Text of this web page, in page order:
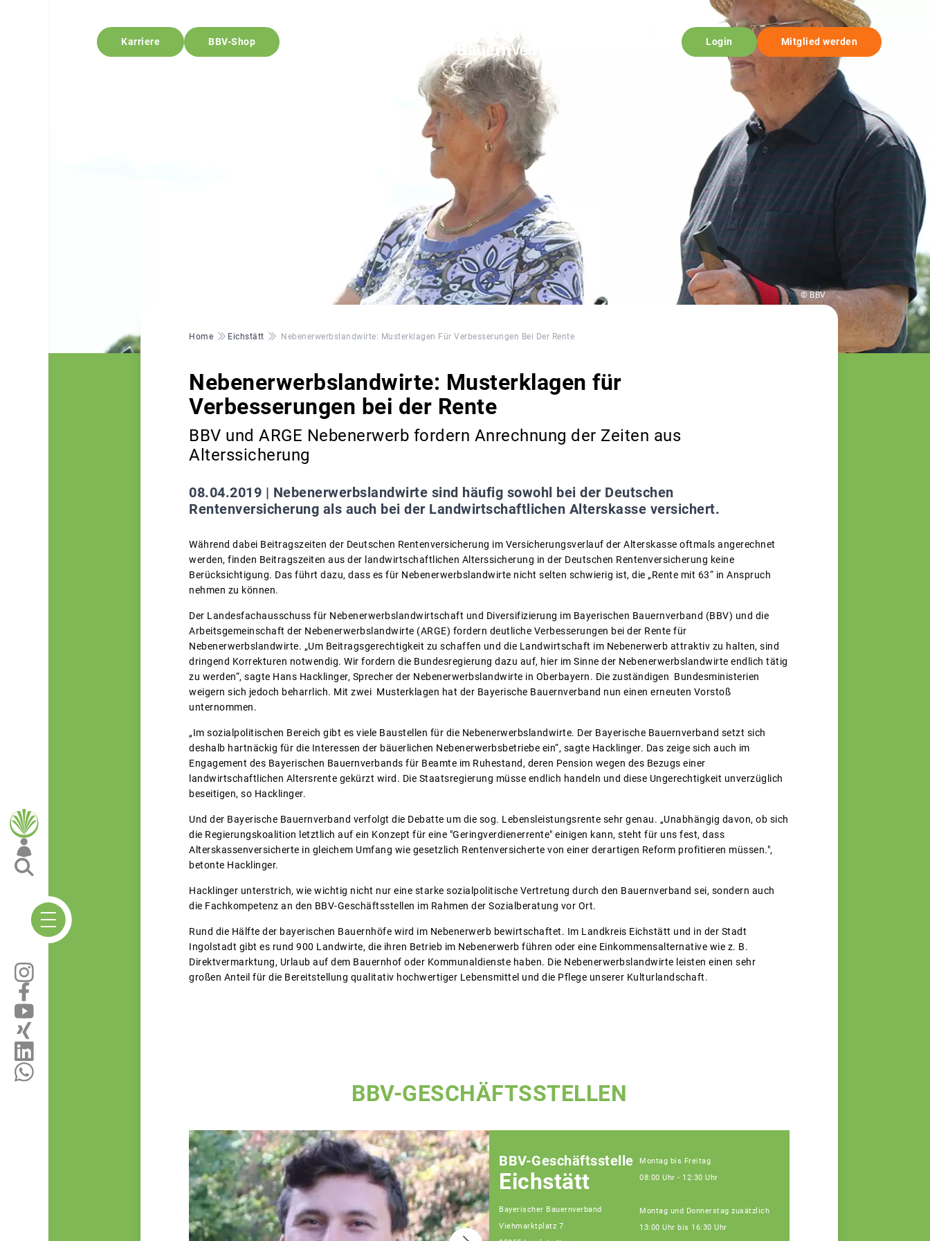
Karriere BBV-Shop Login Mitglied werden
© BBV
Pfadnavigation
Home Eichstätt Nebenerwerbslandwirte: Musterklagen Für Verbesserungen Bei Der Rente
Nebenerwerbslandwirte: Musterklagen für
Verbesserungen bei der Rente
BBV und ARGE Nebenerwerb fordern Anrechnung der Zeiten aus
Alterssicherung
08.04.2019 | Nebenerwerbslandwirte sind häufig sowohl bei der Deutschen
Rentenversicherung als auch bei der Landwirtschaftlichen Alterskasse versichert.
Während dabei Beitragszeiten der Deutschen Rentenversicherung im Versicherungsverlauf der Alterskasse oftmals angerechnet
werden, finden Beitragszeiten aus der landwirtschaftlichen Alterssicherung in der Deutschen Rentenversicherung keine
Berücksichtigung. Das führt dazu, dass es für Nebenerwerbslandwirte nicht selten schwierig ist, die „Rente mit 63“ in Anspruch
nehmen zu können.
Der Landesfachausschuss für Nebenerwerbslandwirtschaft und Diversifizierung im Bayerischen Bauernverband (BBV) und die
Arbeitsgemeinschaft der Nebenerwerbslandwirte (ARGE) fordern deutliche Verbesserungen bei der Rente für
Nebenerwerbslandwirte. „Um Beitragsgerechtigkeit zu schaffen und die Landwirtschaft im Nebenerwerb attraktiv zu halten, sind
dringend Korrekturen notwendig. Wir fordern die Bundesregierung dazu auf, hier im Sinne der Nebenerwerbslandwirte endlich tätig
zu werden“, sagte Hans Hacklinger, Sprecher der Nebenerwerbslandwirte in Oberbayern. Die zuständigen Bundesministerien
weigern sich jedoch beharrlich. Mit zwei Musterklagen hat der Bayerische Bauernverband nun einen erneuten Vorstoß
unternommen.
„Im sozialpolitischen Bereich gibt es viele Baustellen für die Nebenerwerbslandwirte. Der Bayerische Bauernverband setzt sich
deshalb hartnäckig für die Interessen der bäuerlichen Nebenerwerbsbetriebe ein“, sagte Hacklinger. Das zeige sich auch im
Engagement des Bayerischen Bauernverbands für Beamte im Ruhestand, deren Pension wegen des Bezugs einer
landwirtschaftlichen Altersrente gekürzt wird. Die Staatsregierung müsse endlich handeln und diese Ungerechtigkeit unverzüglich
beseitigen, so Hacklinger.
Und der Bayerische Bauernverband verfolgt die Debatte um die sog. Lebensleistungsrente sehr genau. „Unabhängig davon, ob sich
die Regierungskoalition letztlich auf ein Konzept für eine "Geringverdienerrente" einigen kann, steht für uns fest, dass
Alterskassenversicherte in gleichem Umfang wie gesetzlich Rentenversicherte von einer derartigen Reform profitieren müssen.",
betonte Hacklinger.
Hacklinger unterstrich, wie wichtig nicht nur eine starke sozialpolitische Vertretung durch den Bauernverband sei, sondern auch
die Fachkompetenz an den BBV-Geschäftsstellen im Rahmen der Sozialberatung vor Ort.
Rund die Hälfte der bayerischen Bauernhöfe wird im Nebenerwerb bewirtschaftet. Im Landkreis Eichstätt und in der Stadt
Ingolstadt gibt es rund 900 Landwirte, die ihren Betrieb im Nebenerwerb führen oder eine Einkommensalternative wie z. B.
Direktvermarktung, Urlaub auf dem Bauernhof oder Kommunaldienste haben. Die Nebenerwerbslandwirte leisten einen sehr
großen Anteil für die Bereitstellung qualitativ hochwertiger Lebensmittel und die Pflege unserer Kulturlandschaft.
BBV-GESCHÄFTSSTELLEN
BBV-Geschäftsstelle
Eichstätt
Bayerischer Bauernverband
Viehmarktplatz 7
Montag bis Freitag
08:00 Uhr - 12:30 Uhr
Montag und Donnerstag zusätzlich
13:00 Uhr bis 16:30 Uhr